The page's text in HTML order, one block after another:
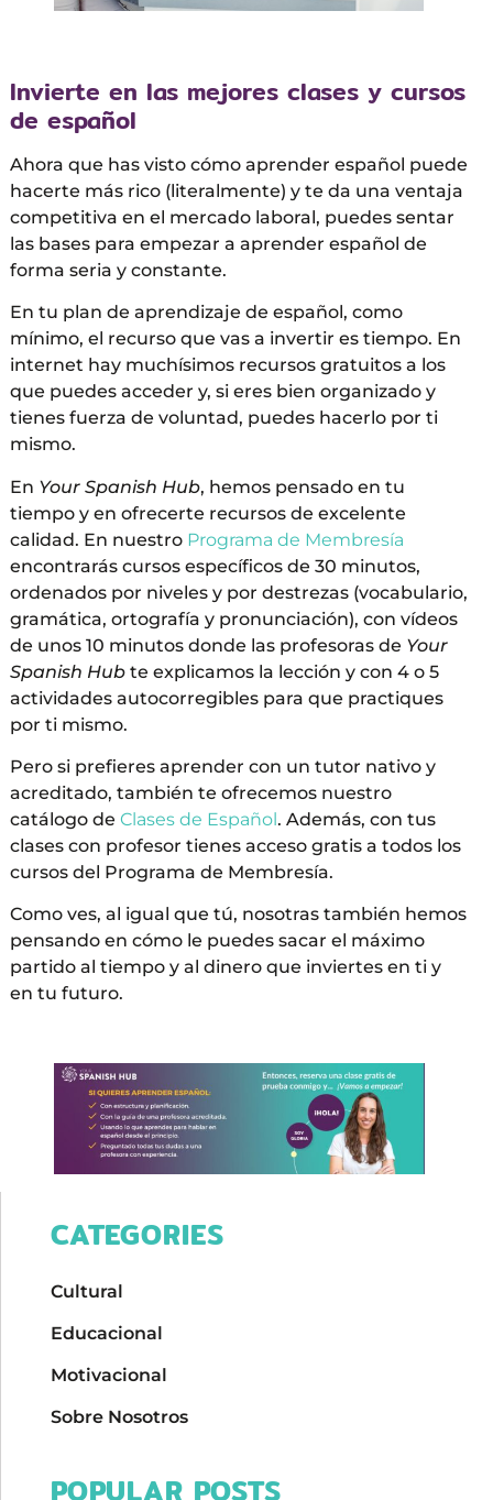
Invierte en las mejores clases y cursos
de español
Ahora que has visto cómo aprender español puede
hacerte más rico (literalmente) y te da una ventaja
competitiva en el mercado laboral, puedes sentar
las bases para empezar a aprender español de
forma seria y constante.
En tu plan de aprendizaje de español, como
mínimo, el recurso que vas a invertir es tiempo. En
internet hay muchísimos recursos gratuitos a los
que puedes acceder y, si eres bien organizado y
tienes fuerza de voluntad, puedes hacerlo por ti
mismo.
En Your Spanish Hub, hemos pensado en tu
tiempo y en ofrecerte recursos de excelente
calidad. En nuestro Programa de Membresía
encontrarás cursos específicos de 30 minutos,
ordenados por niveles y por destrezas (vocabulario,
gramática, ortografía y pronunciación), con vídeos
de unos 10 minutos donde las profesoras de Your
Spanish Hubte explicamos la lección y con 4 o 5
actividades autocorregibles para que practiques
por ti mismo.
Pero si prefieres aprender con un tutor nativo y
acreditado, también te ofrecemos nuestro
catálogo de Clases de Español. Además, con tus
clases con profesor tienes acceso gratis a todos los
cursos del Programa de Membresía.
Como ves, al igual que tú, nosotras también hemos
pensando en cómo le puedes sacar el máximo
partido al tiempo y al dinero que inviertes en ti y
en tu futuro.
CATEGORIES
Cultural
Educacional
Motivacional
Sobre Nosotros
POPULAR POSTS